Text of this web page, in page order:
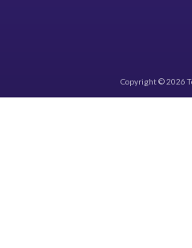
Copyright © 2026